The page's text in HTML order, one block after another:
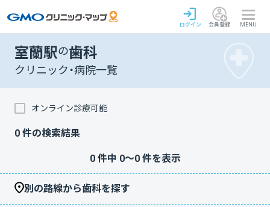
ログイン 会員登録 MENU
室蘭駅の歯科
クリニック・病院一覧
オンライン診療可能
0 件の検索結果
0件中 0〜0件を表示
別の路線から歯科を探す